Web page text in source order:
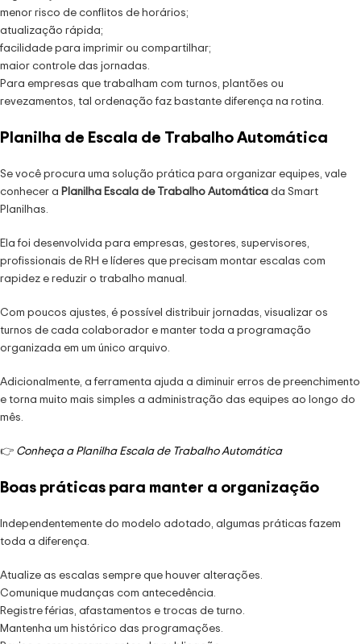
menor risco de conflitos de horários;
atualização rápida;
facilidade para imprimir ou compartilhar;
maior controle das jornadas.
Para empresas que trabalham com turnos, plantões ou
revezamentos, tal ordenação faz bastante diferença na rotina.
Planilha de Escala de Trabalho Automática
Se você procura uma solução prática para organizar equipes, vale
conhecer a Planilha Escala de Trabalho Automáticada Smart
Planilhas.
Ela foi desenvolvida para empresas, gestores, supervisores,
profissionais de RH e líderes que precisam montar escalas com
rapidez e reduzir o trabalho manual.
Com poucos ajustes, é possível distribuir jornadas, visualizar os
turnos de cada colaborador e manter toda a programação
organizada em um único arquivo.
Adicionalmente, a ferramenta ajuda a diminuir erros de preenchimento
e torna muito mais simples a administração das equipes ao longo do
mês.
👉 Conheça a Planilha Escala de Trabalho Automática
Boas práticas para manter a organização
Independentemente do modelo adotado, algumas práticas fazem
toda a diferença.
Atualize as escalas sempre que houver alterações.
Comunique mudanças com antecedência.
Registre férias, afastamentos e trocas de turno.
Mantenha um histórico das programações.